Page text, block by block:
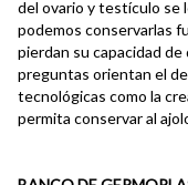
del ovario y testículo se
podemos conservarlas
pierdan su capacidad
preguntas orientan el
tecnológicas como la
permita conservar al